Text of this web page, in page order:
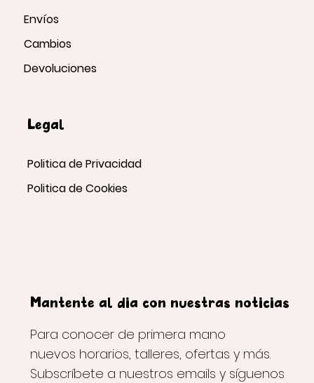
Envíos
Cambios
Devoluciones
Legal
Politica de Privacidad
Politica de Cookies
Mantente al día con nuestras noticias
Para conocer de primera mano
nuevos horarios, talleres, ofertas y más.
Subscríbete a nuestros emails y síguenos